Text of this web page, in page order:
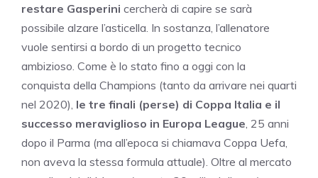
restare Gasperini cercherà di capire se sarà
possibile alzare l’asticella. In sostanza, l’allenatore
vuole sentirsi a bordo di un progetto tecnico
ambizioso. Come è lo stato fino a oggi con la
conquista della Champions (tanto da arrivare nei quarti
nel 2020), le tre finali (perse) di Coppa Italia e il
successo meraviglioso in Europa League, 25 anni
dopo il Parma (ma all’epoca si chiamava Coppa Uefa,
non aveva la stessa formula attuale). Oltre al mercato